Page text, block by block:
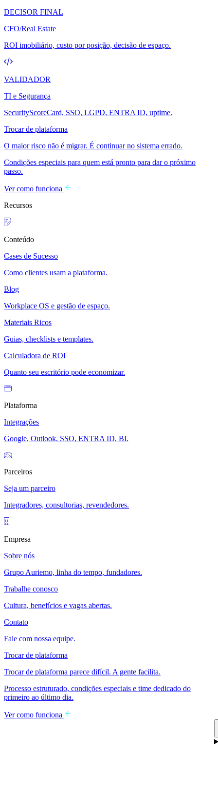
DECISOR FINAL
CFO/Real Estate
ROI imobiliário, custo por posição, decisão de espaço.
VALIDADOR
TI e Segurança
SecurityScoreCard, SSO, LGPD, ENTRA ID, uptime.
Trocar de plataforma
O maior risco não é migrar. É continuar no sistema errado.
Condições especiais para quem está pronto para dar o próximo
passo.
Ver como funciona
Recursos
Conteúdo
Cases de Sucesso
Como clientes usam a plataforma.
Blog
Workplace OS e gestão de espaço.
Materiais Ricos
Guias, checklists e templates.
Calculadora de ROI
Quanto seu escritório pode economizar.
Plataforma
Integrações
Google, Outlook, SSO, ENTRA ID, BI.
Parceiros
Seja um parceiro
Integradores, consultorias, revendedores.
Empresa
Sobre nós
Grupo Auriemo, linha do tempo, fundadores.
Trabalhe conosco
Cultura, benefícios e vagas abertas.
Contato
Fale com nossa equipe.
Trocar de plataforma
Trocar de plataforma parece difícil. A gente facilita.
Processo estruturado, condições especiais e time dedicado do
primeiro ao último dia.
Ver como funciona